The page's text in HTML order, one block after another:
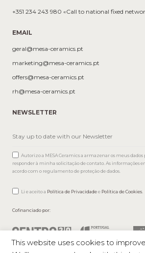
+351 234 243 980 «Call to national fixed
EMAIL
geral@mesa-ceramics.pt
marketing@mesa-ceramics.pt
offers@mesa-ceramics.pt
rh@mesa-ceramics.pt
NEWSLETTER
Autorizo a MESA Ceramics a armazenar os meus dados
responder à minha solicitação de contato. As informações
acordo com o regulamento de proteção de dados.
Li e aceito a Política de Privacidadee Política de Cookies
Cofinanciado por:
This website uses cookies to